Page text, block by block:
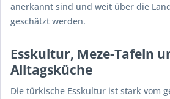
anerkannt sind und weit über die
geschätzt werden.
Esskultur, Meze‑Tafeln
Alltagsküche
Die türkische Esskultur ist stark vom